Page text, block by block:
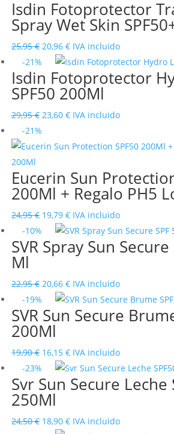
35,95 €.32,36 €.
Isdin Fotoprotector
Spray Wet Skin
25,95€ El
precio
original
era:
20,96 €El
precio
actual
es:
IVA incluido
-21%
Isdin Fotoprotector
SPF50 200Ml
29,95€ El
original
29,95 €.
23,60 €El
actual
23,60 €.
IVA incluido
-21%
Eucerin Sun
200Ml + Regalo PH5
24,95€ El
precio
original
19,79 €El
precio
actual
IVA incluido
-10%
SVR Spray Sun
Ml
22,95€ El
precio
original
era:
20,66 €El
precio
actual
IVA incluido
-19%
SVR Sun Secure
200Ml
19,90€ El
precio
original
era:
16,15 €El
precio
actual
IVA incluido
-23%
Svr Sun Secure Leche
250Ml
24,50€ El
18,90 €ElIVA incluido